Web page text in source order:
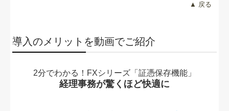
経営革新等支援機関とは
経営改善オンデマンド講座
▲ 戻る
導入のメリットを動画でご紹介
2分でわかる！FXシリーズ「証憑保存機能」
経理事務が驚くほど快適に